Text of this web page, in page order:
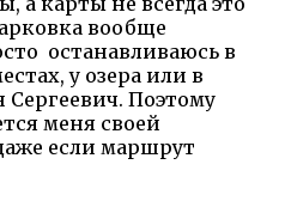
вообще
останавливаюсь в
у озера или в
Поэтому
меня своей
если маршрут